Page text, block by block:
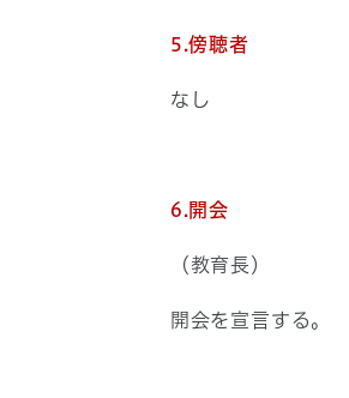
5.傍聴者
なし
6.開会
（教育長）
開会を宣言する。